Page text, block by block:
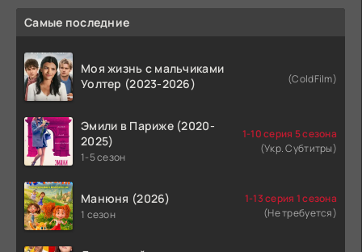
Самые последние
Моя жизнь с мальчиками
Уолтер (2023-2026)
(ColdFilm)
Эмили в Париже (2020-
2025)
1-5 сезон
1-10 серия 5 сезона
(Укр. Субтитры)
Манюня (2026)
1 сезон
1-13 серия 1 сезона
(Не требуется)